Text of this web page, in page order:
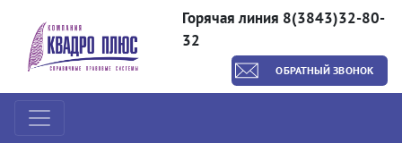
Горячая линия 8(3843)32-80-
32
ОБРАТНЫЙ ЗВОНОК